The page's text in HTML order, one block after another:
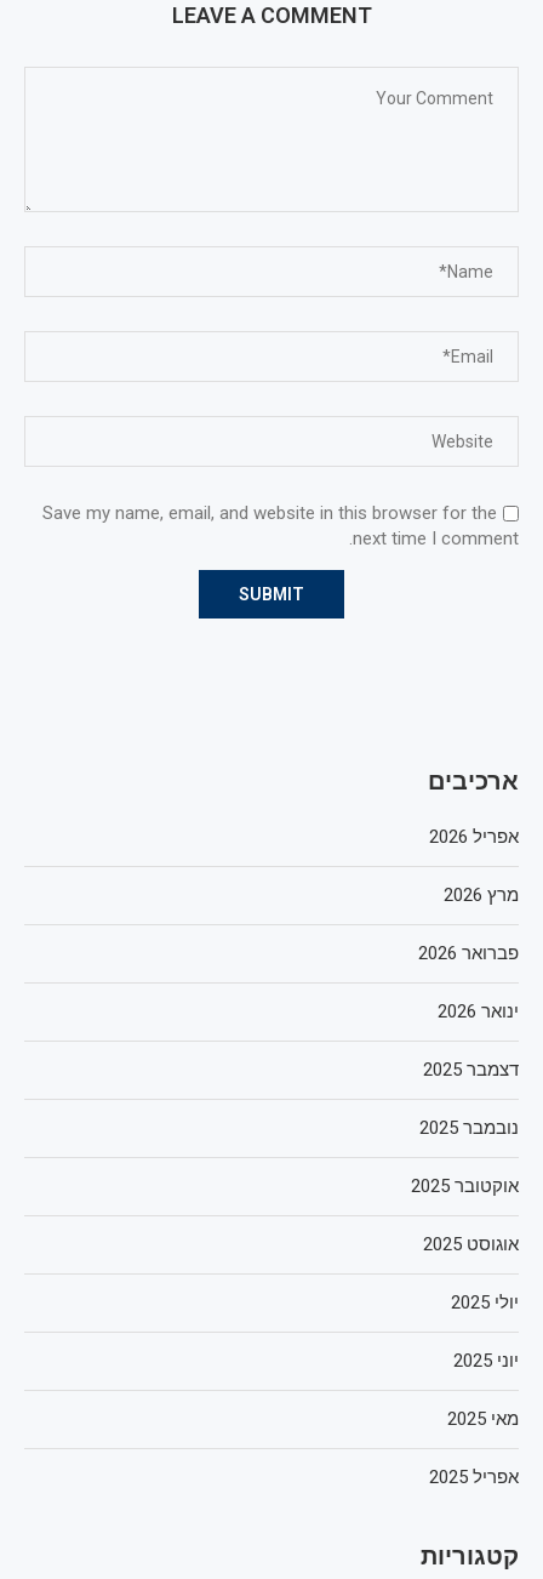
LEAVE A COMMENT
Save my name, email, and website in this browser for the
next time I comment.
ארכיבים
אפריל 2026
מרץ 2026
פברואר 2026
ינואר 2026
דצמבר 2025
נובמבר 2025
אוקטובר 2025
אוגוסט 2025
יולי 2025
יוני 2025
מאי 2025
אפריל 2025
קטגוריות